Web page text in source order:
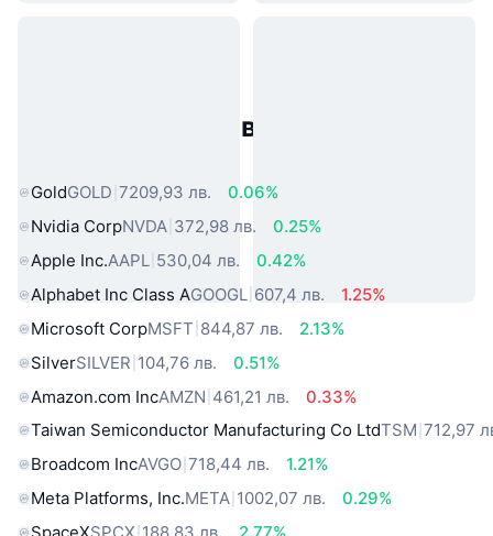
Популярни активи от реалния
GoldGOLD 7209,93 лв.
0.06%
Nvidia CorpNVDA 372,98 лв.
0.25%
Apple Inc.AAPL 530,04 лв.
0.42%
Alphabet Inc Class AGOOGL 607,4 лв.
1.25%
Microsoft CorpMSFT 844,87 лв.
2.13%
SilverSILVER 104,76 лв.
0.51%
Amazon.com IncAMZN 461,21 лв.
0.33%
Taiwan Semiconductor Manufacturing Co LtdTSM 712,97
Broadcom IncAVGO 718,44 лв.
1.21%
Meta Platforms, Inc.META 1002,07 лв.
0.29%